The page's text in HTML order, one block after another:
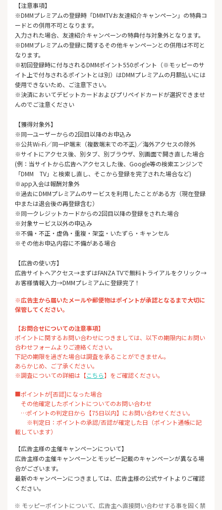
【注意事項】
※DMMプレミアムの登録時「DMMTVお友達紹介キャンペーン」の特典コ
ードとの併用不可となります。
入力された場合、友達紹介キャンペーンの特典付与対象外となります。
※DMMプレミアムの登録に関するその他キャンペーンとの併用は不可と
なります。
※初回登録時に付与されるDMMポイント550ポイント（※モッピーのサ
イト上で付与されるポイントとは別）はDMMプレミアムの月額払いには
使用できないため、ご注意下さい。
※決済においてデビットカードおよびプリペイドカードが選択できませ
んのでご注意ください
【獲得対象外】
※同一ユーザーからの2回目以降のお申込み
※公共Wi-Fi／同一IP端末（複数端末での不正)／海外アクセスの除外
※サイトにアクセス後、別タブ、別ブラウザ、別画面で開き直した場合
(例：当サイトから広告へアクセスした後、Google等の検索エンジンで
「DMM TV」と検索し直し、そこから登録を完了された場合など)
※app入会は報酬対象外
※過去にDMMプレミアムのサービスを利用したことがある方（現在登録
中または退会後の再登録含む）
※同一クレジットカードからの2回目以降の登録をされた場合
※対象サービス以外の申込み
※不備・不正・虚偽・重複・架空・いたずら・キャンセル
※その他お申込内容に不備がある場合
【広告の使い方】
広告サイトへアクセス→まずはFANZA TVで無料トライアルをクリック→
お客様情報入力→DMMプレミアムに登録完了！
※広告主から届いたメールや郵便物はポイントが承認となるまで大切に
保管してください。
【お問合せについての注意事項】
ポイントに関するお問い合わせにつきましては、以下の期限内にお問い
合わせフォームよりご連絡ください。
下記の期限を過ぎた場合は調査を承ることができません。
あらかじめ、ご了承ください。
※調査についての詳細は【こちら】をご確認ください。
■ポイントが[否認]になった場合
その他確定したポイントについてのお問い合わせ
…ポイントの判定日から【75日以内】にお問い合わせください。
※判定日：ポイントの承認/否認が確定した日（ポイント通帳に記
載しています）
【広告主様の主催キャンペーンについて】
広告主様の主催キャンペーンとモッピー記載のキャンペーンが異なる場
合がございます。
最新のキャンペーンにつきましては、広告主様の公式サイトよりご確認
ください。
※ モッピーポイントについて、広告主へ直接問い合わせする事を固く禁